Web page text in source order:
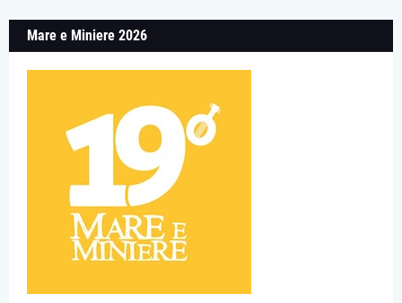
Mare e Miniere 2026